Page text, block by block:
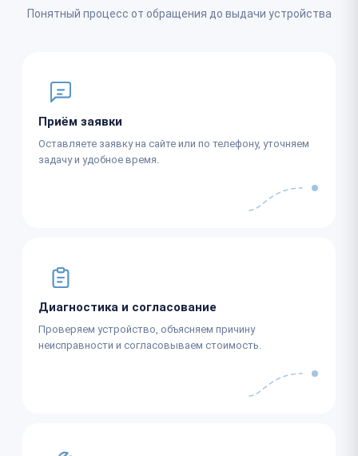
Понятный процесс от обращения до выдачи устройства
Приём заявки
Оставляете заявку на сайте или по телефону, уточняем
задачу и удобное время.
Диагностика и согласование
Проверяем устройство, объясняем причину
неисправности и согласовываем стоимость.